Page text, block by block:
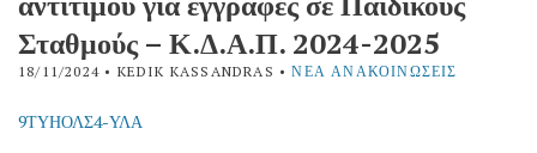
Σταθμούς – Κ.Δ.Α.Π. 2024-2025
18/11/2024 • KEDIK KASSANDRAS •ΝΈΑ ΑΝΑΚΟΙΝΏΣΕΙΣ
9ΤΥΗΟΛΣ4-ΥΛΑ